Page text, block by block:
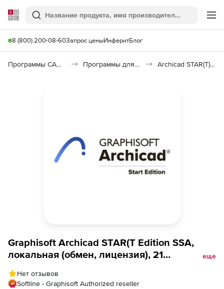
Softline
Поиск
8 (800) 200-08-60Запрос ценыИнферитБлог
Программы САПР и ГИС Программы для архитекторов Archicad STAR(T) Edition
Graphisoft Archicad STAR(T Edition SSA,
локальная (обмен, лицензия), 21
2016/15/14/13/12/11/10/09/08/07/06
еще
Нет отзывов
Softline - Graphisoft Authorized reseller